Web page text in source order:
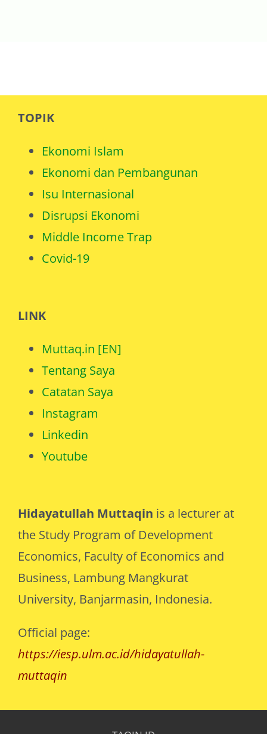
Hidayatullah Muttaqin is a lecturer at
the Study Program of Development
Economics, Faculty of Economics and
Business, Lambung Mangkurat
University, Banjarmasin, Indonesia.
Official page:
https://iesp.ulm.ac.id/hidayatullah-
muttaqin
TOPIK
Ekonomi Islam
Ekonomi dan Pembangunan
Isu Internasional
Disrupsi Ekonomi
Middle Income Trap
Covid-19
LINK
Muttaq.in [EN]
Tentang Saya
Catatan Saya
Instagram
Linkedin
Youtube